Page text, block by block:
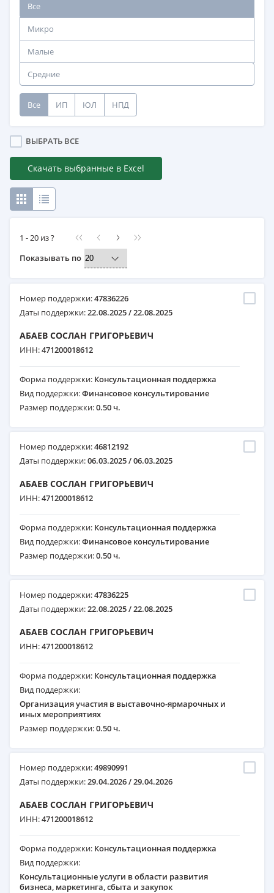
Все
Микро
Малые
Средние
Все ИП ЮЛ НПД
ВЫБРАТЬ ВСЕ
Скачать выбранные в Excel
1 - 20 из ?
Показывать по
Номер поддержки:47836226
Даты поддержки:22.08.2025 / 22.08.2025
АБАЕВ СОСЛАН ГРИГОРЬЕВИЧ
ИНН:471200018612
Форма поддержки: Консультационная поддержка
Вид поддержки:Финансовое консультирование
Размер поддержки:0.50 ч.
Номер поддержки:46812192
Даты поддержки:06.03.2025 / 06.03.2025
АБАЕВ СОСЛАН ГРИГОРЬЕВИЧ
ИНН:471200018612
Форма поддержки: Консультационная поддержка
Вид поддержки:Финансовое консультирование
Размер поддержки:0.50 ч.
Номер поддержки:47836225
Даты поддержки:22.08.2025 / 22.08.2025
АБАЕВ СОСЛАН ГРИГОРЬЕВИЧ
ИНН:471200018612
Форма поддержки: Консультационная поддержка
Вид поддержки:
Организация участия в выставочно-ярмарочных и
иных мероприятиях
Размер поддержки:0.50 ч.
Номер поддержки:49890991
Даты поддержки:29.04.2026 / 29.04.2026
АБАЕВ СОСЛАН ГРИГОРЬЕВИЧ
ИНН:471200018612
Форма поддержки: Консультационная поддержка
Вид поддержки:
Консультационные услуги в области развития
бизнеса, маркетинга, сбыта и закупок